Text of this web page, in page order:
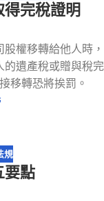
完稅證明
權移轉給他人時，
的遺產稅或贈與稅完
移轉恐將挨罰。
規
要點